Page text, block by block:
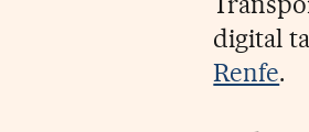
digital
Renfe.